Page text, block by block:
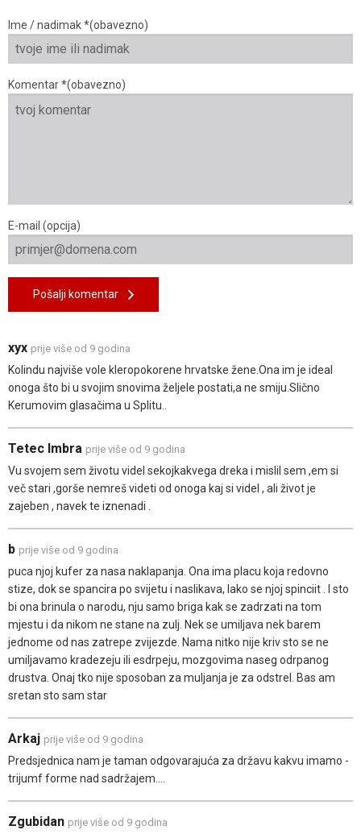
Ime / nadimak *(obavezno)
Komentar *(obavezno)
E-mail (opcija)
Pošalji komentar
xyx prije više od 9 godina
Kolindu najviše vole kleropokorene hrvatske žene.Ona im je ideal
onoga što bi u svojim snovima željele postati,a ne smiju.Slično
Kerumovim glasačima u Splitu..
Tetec Imbra prije više od 9 godina
Vu svojem sem životu videl sekojkakvega dreka i mislil sem ,em si
več stari ,gorše nemreš videti od onoga kaj si videl , ali život je
zajeben , navek te iznenadi .
b prije više od 9 godina
puca njoj kufer za nasa naklapanja. Ona ima placu koja redovno
stize, dok se spancira po svijetu i naslikava, lako se njoj spinciit . I sto
bi ona brinula o narodu, nju samo briga kak se zadrzati na tom
mjestu i da nikom ne stane na zulj. Nek se umiljava nek barem
jednome od nas zatrepe zvijezde. Nama nitko nije kriv sto se ne
umiljavamo kradezeju ili esdrpeju, mozgovima naseg odrpanog
drustva. Onaj tko nije sposoban za muljanja je za odstrel. Bas am
sretan sto sam star
Arkaj prije više od 9 godina
Predsjednica nam je taman odgovarajuća za državu kakvu imamo -
trijumf forme nad sadržajem....
Zgubidan prije više od 9 godina